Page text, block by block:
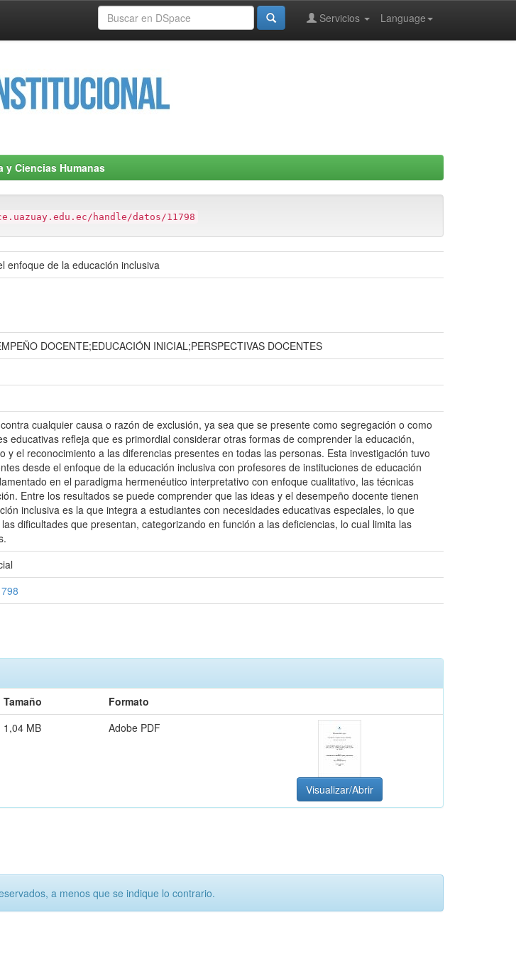
Language
Servicios
y Ciencias Humanas
handle/datos/11798
enfoque de la educación inclusiva
DOCENTE;EDUCACIÓN INICIAL;PERSPECTIVAS DOCENTES
cualquier causa o razón de exclusión, ya sea que se presente como segregación o como
educativas refleja que es primordial considerar otras formas de comprender la educación,
y el reconocimiento a las diferencias presentes en todas las personas. Esta investigación tuvo
desde el enfoque de la educación inclusiva con profesores de instituciones de educación
en el paradigma hermenéutico interpretativo con enfoque cualitativo, las técnicas
Entre los resultados se puede comprender que las ideas y el desempeño docente tienen
inclusiva es la que integra a estudiantes con necesidades educativas especiales, lo que
dificultades que presentan, categorizando en función a las deficiencias, lo cual limita las
Tamaño
Formato
1,04 MB Adobe PDF
Visualizar/Abrir
a menos que se indique lo contrario.